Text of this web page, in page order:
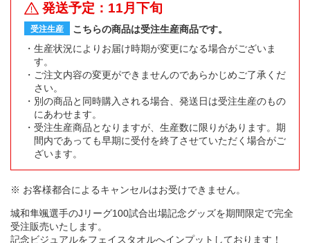
発送予定：11月下旬
受注生産
こちらの商品は受注生産商品です。
生産状況によりお届け時期が変更になる場合がございま
す。
ご注文内容の変更ができませんのであらかじめご了承くだ
さい。
別の商品と同時購入される場合、発送日は受注生産のもの
にあわせます。
受注生産商品となりますが、生産数に限りがあります。期
間内であっても早期に受付を終了させていただく場合がご
ざいます。
※ お客様都合によるキャンセルはお受けできません。
城和隼颯選手のJリーグ100試合出場記念グッズを期間限定で完全
受注販売いたします。
記念ビジュアルをフェイスタオルへインプットしております！